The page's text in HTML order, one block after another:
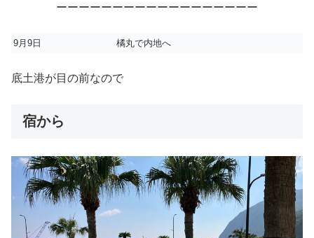
ーーーーーーーーーーーーーーーーーー
9月9日 橘丸で内地へ
底土港が目の前なので
宿から